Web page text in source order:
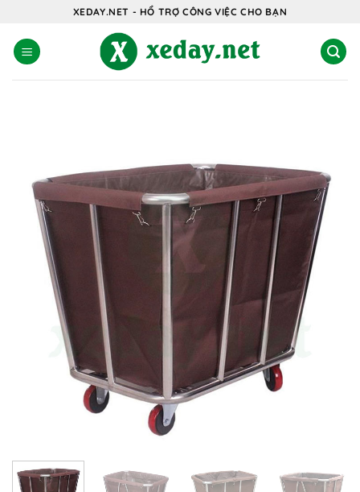
nội
dung
XEDAY.NET - HỔ TRỢ CÔNG VIỆC CHO BẠN